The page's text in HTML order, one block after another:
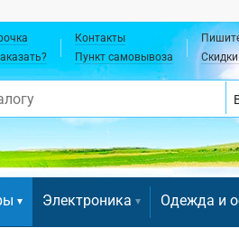
Контакты
Пункт самовывоза
Электроника Одежда и